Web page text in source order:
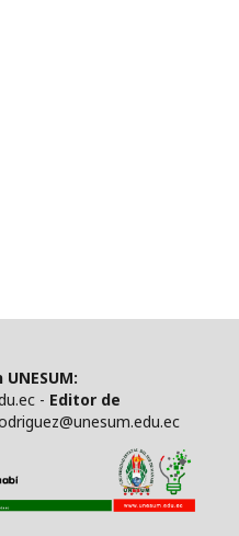
- Editor de